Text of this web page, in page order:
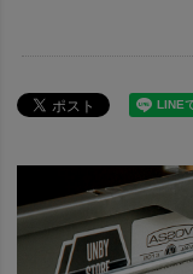
BRAND UNBY
キッチン・イン
SPECIAL UNBY スパ